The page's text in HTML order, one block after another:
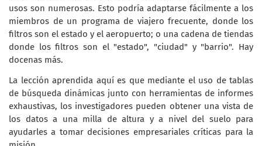
usos son numerosas. Esto podría adaptarse fácilmente a los
miembros de un programa de viajero frecuente, donde los
filtros son el estado y el aeropuerto; o una cadena de tiendas
donde los filtros son el "estado", "ciudad" y "barrio". Hay
docenas más.
La lección aprendida aquí es que mediante el uso de tablas
de búsqueda dinámicas junto con herramientas de informes
exhaustivas, los investigadores pueden obtener una vista de
los datos a una milla de altura y a nivel del suelo para
ayudarles a tomar decisiones empresariales críticas para la